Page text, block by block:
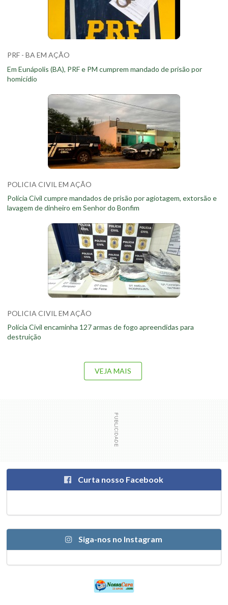
PRF - BA EM AÇÃO
Em Eunápolis (BA), PRF e PM cumprem mandado de prisão por
homicídio
POLICIA CIVIL EM AÇÃO
Polícia Civil cumpre mandados de prisão por agiotagem, extorsão e
lavagem de dinheiro em Senhor do Bonfim
POLICIA CIVIL EM AÇÃO
Polícia Civil encaminha 127 armas de fogo apreendidas para
destruição
VEJA MAIS
Curta nosso Facebook
Siga-nos no Instagram